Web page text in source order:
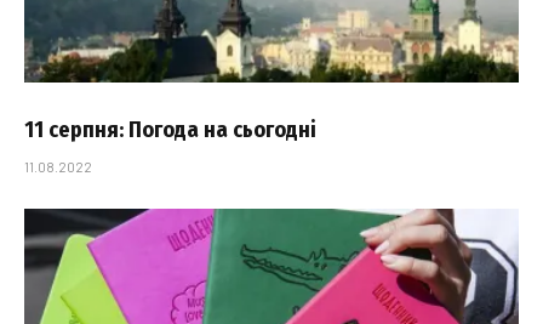
11 серпня: Погода на сьогодні
11.08.2022